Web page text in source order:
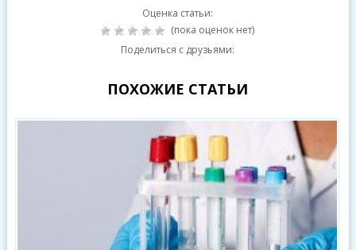
Оценка статьи:
(пока оценок нет)
Поделиться с друзьями:
ПОХОЖИЕ СТАТЬИ